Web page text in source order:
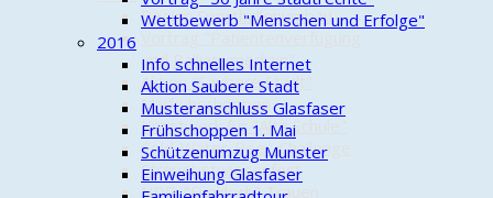
Beginn Sporthallenumbau
und Palliativmedizin"
Aktion "Saubere Stadt"
Maifrühschoppen
Kunstwerk für "Alte Schule"
Cold-Water-Beer-Challenge
Streuobstwiesenfest
NDR: "Funkloch" Trauen
Wettbewerb "Menschen und Erfolge"
2016
Info schnelles Internet
Aktion Saubere Stadt
Musteranschluss Glasfaser
Frühschoppen 1. Mai
Schützenumzug Munster
Einweihung Glasfaser